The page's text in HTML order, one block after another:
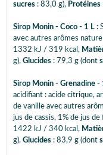
sucres : 83,0 g), Protéines
Sirop Monin - Coco - 1 L :
avec autres arômes
1332 kJ / 319 kcal,
g), Glucides : 79,3 g (dont
Sirop Monin - Grenadine -
acidifiant : acide citrique,
de vanille avec autres
jus de cassis, 1% de jus
1422 kJ / 340 kcal,
g), Glucides : 83,9 g (dont